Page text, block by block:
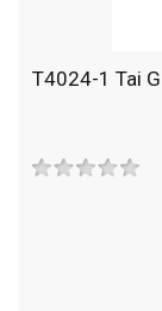
T4024-1 Tai